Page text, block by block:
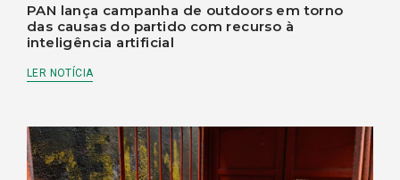
PAN lança campanha de outdoors em torno
das causas do partido com recurso à
inteligência artificial
LER NOTÍCIA